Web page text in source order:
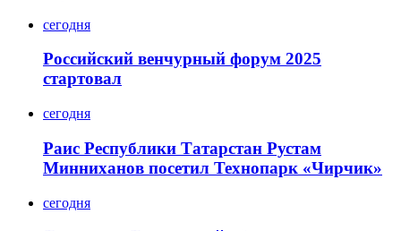
сегодня
Российский венчурный форум 2025
стартовал
сегодня
Раис Республики Татарстан Рустам
Минниханов посетил Технопарк «Чирчик»
сегодня